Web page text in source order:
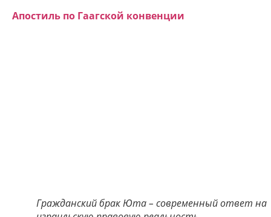
Апостиль по Гаагской конвенции
Гражданский брак Юта – современный ответ на